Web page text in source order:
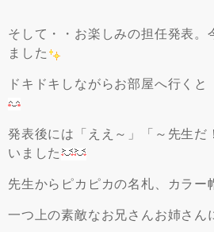
そして・・お楽しみの担任発表。
ました
ドキドキしながらお部屋へ行く
発表後には「ええ～」「～先生だ
いました
先生からピカピカの名札、カラー
一つ上の素敵なお兄さんお姉さん